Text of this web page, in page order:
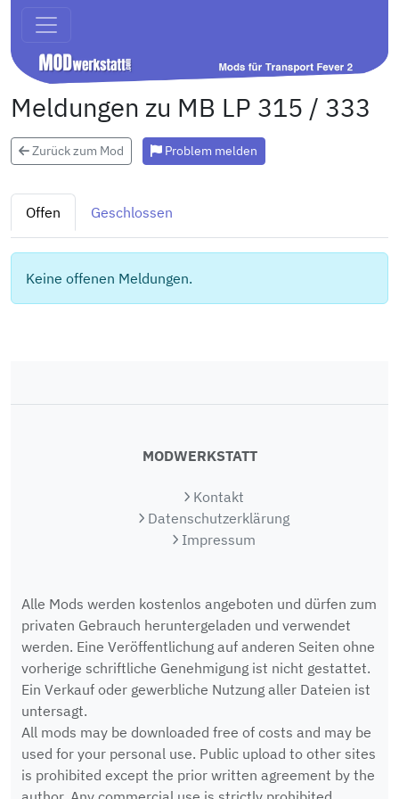
Meldungen zu MB LP 315 / 333
Zurück zum Mod Problem melden
Offen Geschlossen
Keine offenen Meldungen.
MODWERKSTATT
Kontakt
Datenschutzerklärung
Impressum
Alle Mods werden kostenlos angeboten und dürfen zum
privaten Gebrauch heruntergeladen und verwendet
werden. Eine Veröffentlichung auf anderen Seiten ohne
vorherige schriftliche Genehmigung ist nicht gestattet.
Ein Verkauf oder gewerbliche Nutzung aller Dateien ist
untersagt.
All mods may be downloaded free of costs and may be
used for your personal use. Public upload to other sites
is prohibited except the prior written agreement by the